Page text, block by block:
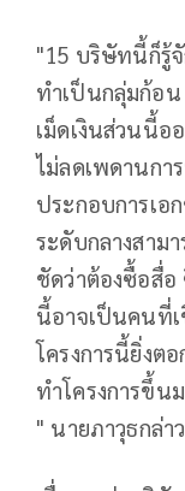
"15 บริษัทนี้ก็รู้จั
ทำเป็นกลุ่มก้อน
เม็ดเงินส่วนนี้อ
ไม่ลดเพดานกา
ประกอบการเอ
ระดับกลางสาม
ชัดว่าต้องซื้อสื่อ
นี้อาจเป็นคนที่เ
โครงการนี้ยิ่งต
ทำโครงการขึ้น
" นายภาวุธกล่าว